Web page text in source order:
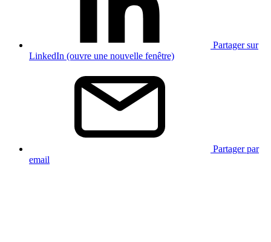
Partager sur
LinkedIn (ouvre une nouvelle fenêtre)
Partager par
email